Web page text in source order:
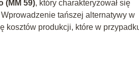
(MM 59), który charakteryzował się
tańszej alternatywy w
kosztów produkcji, które w